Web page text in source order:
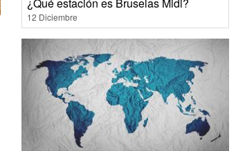
¿Qué estación es Bruselas Midi?
12 Diciembre